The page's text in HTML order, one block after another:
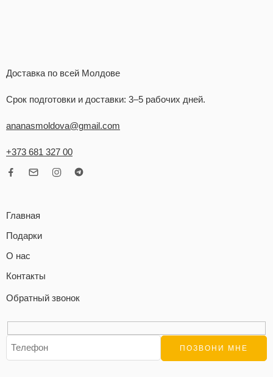
Доставка по всей Молдове
Срок подготовки и доставки: 3–5 рабочих дней.
ananasmoldova@gmail.com
+373 681 327 00
Главная
Подарки
О нас
Контакты
Обратный звонок